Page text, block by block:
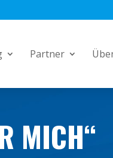
Partner
MICH“